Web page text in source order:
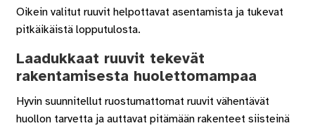
Oikein valitut ruuvit helpottavat asentamista ja tukevat
pitkäikäistä lopputulosta.
Laadukkaat ruuvit tekevät
rakentamisesta huolettomampaa
Hyvin suunnitellut ruostumattomat ruuvit vähentävät
huollon tarvetta ja auttavat pitämään rakenteet siisteinä